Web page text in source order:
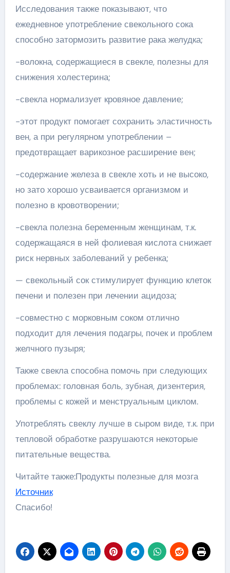
Исследования также показывают, что
ежедневное употребление свекольного сока
способно затормозить развитие рака желудка;
-волокна, содержащиеся в свекле, полезны для
снижения холестерина;
-свекла нормализует кровяное давление;
-этот продукт помогает сохранить эластичность
вен, а при регулярном употреблении –
предотвращает варикозное расширение вен;
-содержание железа в свекле хоть и не высоко,
но зато хорошо усваивается организмом и
полезно в кровотворении;
-свекла полезна беременным женщинам, т.к.
содержащаяся в ней фолиевая кислота снижает
риск нервных заболеваний у ребенка;
— свекольный сок стимулирует функцию клеток
печени и полезен при лечении ацидоза;
-совместно с морковным соком отлично
подходит для лечения подагры, почек и проблем
желчного пузыря;
Также свекла способна помочь при следующих
проблемах: головная боль, зубная, дизентерия,
проблемы с кожей и менструальным циклом.
Употреблять свеклу лучше в сыром виде, т.к. при
тепловой обработке разрушаются некоторые
питательные вещества.
Читайте также:Продукты полезные для мозга
Источник
Спасибо!